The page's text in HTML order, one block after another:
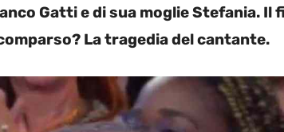
Gatti e di sua moglie Stefania. Il
La tragedia del cantante.